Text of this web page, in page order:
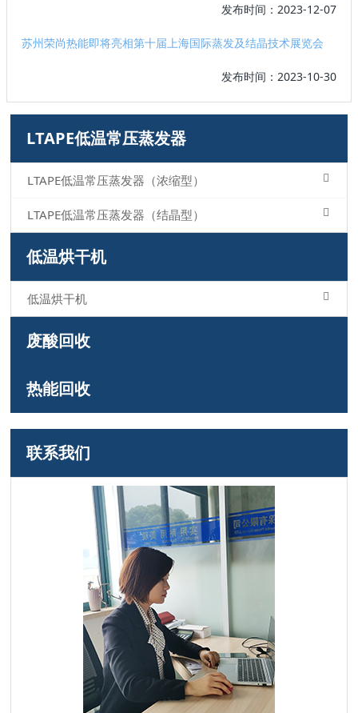
发布时间：2023-12-07
苏州荣尚热能即将亮相第十届上海国际蒸发及结晶技术展览会
发布时间：2023-10-30
LTAPE低温常压蒸发器
LTAPE低温常压蒸发器（浓缩型）
LTAPE低温常压蒸发器（结晶型）
低温烘干机
低温烘干机
废酸回收
热能回收
联系我们